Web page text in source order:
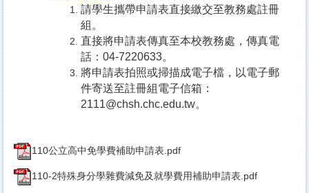
請學生攜帶申請表直接繳交至教務處註冊
組。
直接將申請表傳真至本校教務處，傳真電
話：04-7220633。
將申請表拍照或掃描成電子檔，以電子郵
件寄送至註冊組電子信箱：
2111@chsh.chc.edu.tw。
110公立高中免學費補助申請表.pdf
110-2特殊身分學雜費減免及就學費用補助申請表.pdf